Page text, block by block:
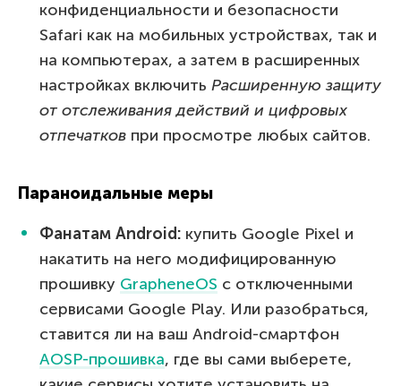
конфиденциальности и безопасности
Safari как на мобильных устройствах, так и
на компьютерах, а затем в расширенных
настройках включить Расширенную защиту
от отслеживания действий и цифровых
отпечатков при просмотре любых сайтов.
Параноидальные меры
Фанатам Android: купить Google Pixel и
накатить на него модифицированную
прошивку GrapheneOS с отключенными
сервисами Google Play. Или разобраться,
ставится ли на ваш Android-смартфон
AOSP-прошивка, где вы сами выберете,